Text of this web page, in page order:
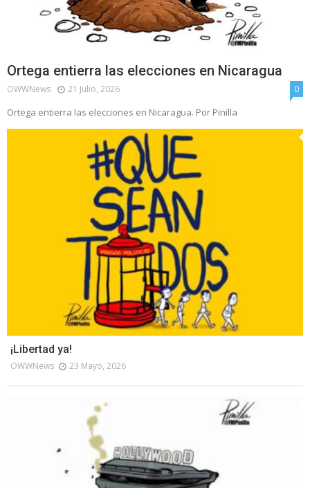
Ortega entierra las elecciones en Nicaragua
OWWNews 21 Julio, 2026 0
Ortega entierra las elecciones en Nicaragua. Por Pinilla
¡Libertad ya!
OWWNews 23 Mayo, 2026